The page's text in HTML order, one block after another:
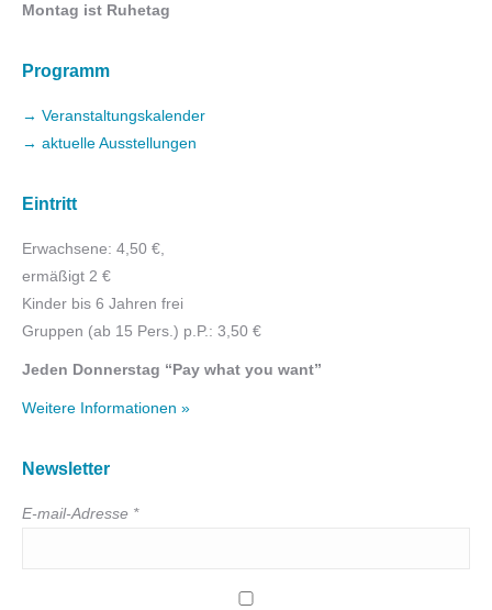
Montag ist Ruhetag
Programm
→ Veranstaltungskalender
→ aktuelle Ausstellungen
Eintritt
Erwachsene: 4,50 €,
ermäßigt 2 €
Kinder bis 6 Jahren frei
Gruppen (ab 15 Pers.) p.P.: 3,50 €
Jeden Donnerstag “Pay what you want”
Weitere Informationen »
Newsletter
E-mail-Adresse *